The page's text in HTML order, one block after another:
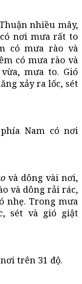
nhiều mây,
nơi mưa rất to
có mưa rào và
có mưa rào và
mưa to. Gió
xảy ra lốc, sét
Nam có nơi
và dông vài nơi,
và dông rải rác,
nhẹ. Trong mưa
sét và gió giật
trên 31 độ.